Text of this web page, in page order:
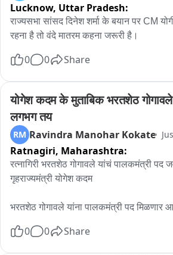
जहां आपकी सरकार है, वहां नहीं जा रहे,
राहुल गांधी के प्रयागराज कार्यक्रम पर यूपी बीजेपी
‘छात्रों की मांगों पर झारखंड में जाकर बात क्यों
Lucknow, Uttar Pradesh:
राज्यसभा सांसद दिनेश शर्मा के बयान पर CM
रहना है तो वंदे मातरम कहना जरूरी है।
0 0 Share
योगेश कदम के मुताबिक भरतशेठ
लगभग तय
RM Ravindra Manohar Kokate
Ratnagiri, Maharashtra:
रत्नागिरी भरतशेठ गोगावले यांचं पालकमंत्री पद
गृहराज्यमंत्री योगेश कदम
भरतशेठ गोगावले यांना पालकमंत्री पद मिळणार
गृहराज्यमंत्री योगेश कदम यांनी दिली आहे.. सच्चा
0 0 Share